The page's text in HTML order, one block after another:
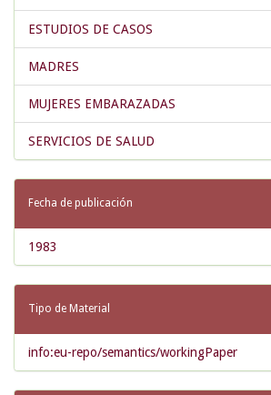
ESTUDIOS DE CASOS
MADRES
MUJERES EMBARAZADAS
SERVICIOS DE SALUD
Fecha de publicación
1983
Tipo de Material
info:eu-repo/semantics/workingPaper